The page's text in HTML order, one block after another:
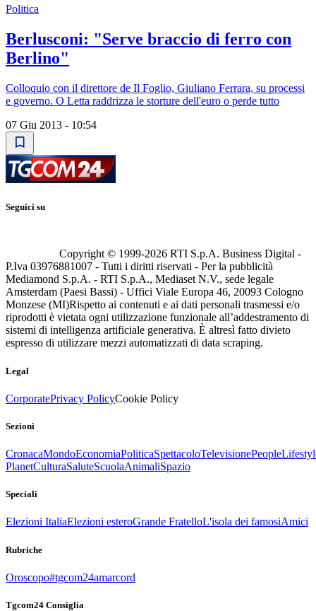
Politica
Berlusconi: "Serve braccio di ferro con
Berlino"
Colloquio con il direttore de Il Foglio, Giuliano Ferrara, su processi
e governo. O Letta raddrizza le storture dell'euro o perde tutto
07 Giu 2013 - 10:54
Seguici su
Copyright © 1999-2026 RTI S.p.A. Business Digital -
P.Iva 03976881007 - Tutti i diritti riservati - Per la pubblicità
Mediamond S.p.A. - RTI S.p.A., Mediaset N.V., sede legale
Amsterdam (Paesi Bassi) - Uffici Viale Europa 46, 20093 Cologno
Monzese (MI)Rispetto ai contenuti e ai dati personali trasmessi e/o
riprodotti è vietata ogni utilizzazione funzionale all’addestramento di
sistemi di intelligenza artificiale generativa. È altresì fatto divieto
espresso di utilizzare mezzi automatizzati di data scraping.
Legal
CorporatePrivacy PolicyCookie Policy
Sezioni
CronacaMondoEconomiaPoliticaSpettacoloTelevisionePeople
PlanetCulturaSaluteScuolaAnimaliSpazio
Speciali
Elezioni ItaliaElezioni esteroGrande FratelloL'isola dei famosiAmici
Rubriche
Oroscopo#tgcom24amarcord
Tgcom24 Consiglia